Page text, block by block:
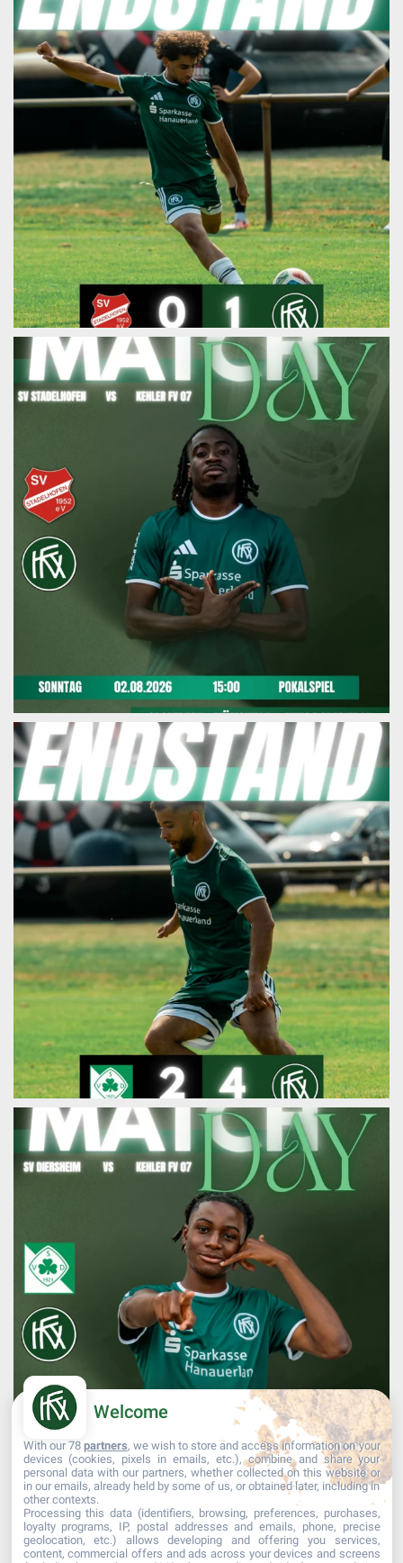
Mehr laden... Auf Instagram folgen
Welcome
With our 78 partners, we wish to store and access information on your
devices (cookies, pixels in emails, etc.), combine and share your
personal data with our partners, whether collected on this website or
in our emails, already held by some of us, or obtained later, including in
other contexts.
Processing this data (identifiers, browsing, preferences, purchases,
loyalty programs, IP, postal addresses and emails, phone, precise
geolocation, etc.) allows developing and offering you services,
content, commercial offers and ads across your devices and screens